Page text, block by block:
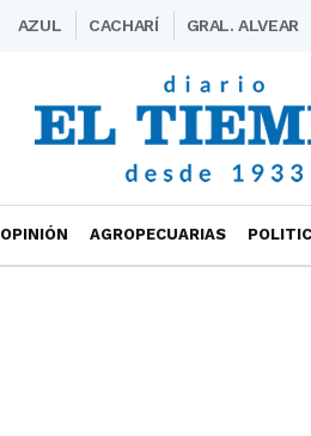
AZUL CACHARÍ GRAL. ALVEAR
OPINIÓN AGROPECUARIAS